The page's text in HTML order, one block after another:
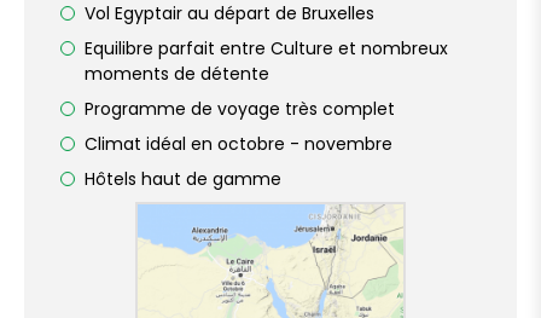
Vol Egyptair au départ de Bruxelles
Equilibre parfait entre Culture et nombreux
moments de détente
Programme de voyage très complet
Climat idéal en octobre - novembre
Hôtels haut de gamme